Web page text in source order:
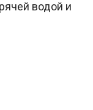
водой и